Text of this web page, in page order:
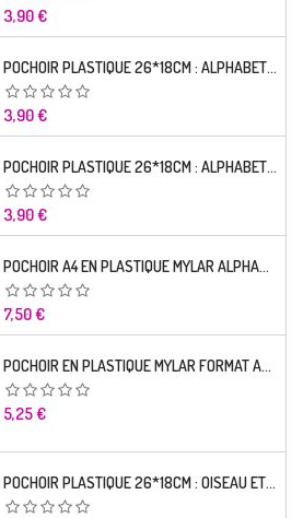
Prix
3,90 €
POCHOIR PLASTIQUE 26*18CM : ALPHABET (02)
Prix
3,90 €
POCHOIR PLASTIQUE 26*18CM : ALPHABET (01)
Prix
3,90 €
POCHOIR A4 EN PLASTIQUE MYLAR ALPHABET ARABE 25 MM
Prix
7,50 €
POCHOIR EN PLASTIQUE MYLAR FORMAT A4 (21*29.7CM) ALPHABET GERMANICA LETTRES MINUSCULES
Prix
5,25 €
POCHOIR PLASTIQUE 26*18CM : OISEAU ET FLEUR